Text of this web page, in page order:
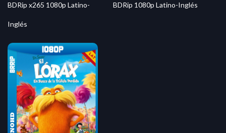
BDRip x265 1080p Latino-
Inglés
BDRip 1080p Latino-Inglés